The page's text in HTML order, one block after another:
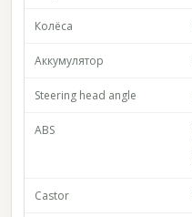
Колёса
Аккумулятор
Steering head angle
ABS
Castor